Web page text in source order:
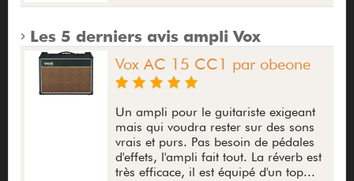
Les 5 derniers avis ampli Vox
Vox AC 15 CC1 par obeone
Un ampli pour le guitariste exigeant
mais qui voudra rester sur des sons
vrais et purs. Pas besoin de pédales
d'effets, l'ampli fait tout. La réverb est
très efficace, il est équipé d'un top...